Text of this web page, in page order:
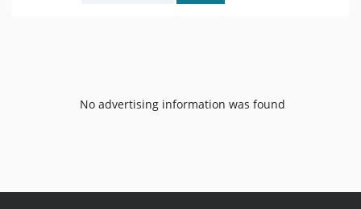
No advertising information was found